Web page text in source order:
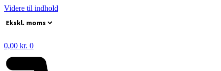
Videre til indhold
0,00 kr. 0